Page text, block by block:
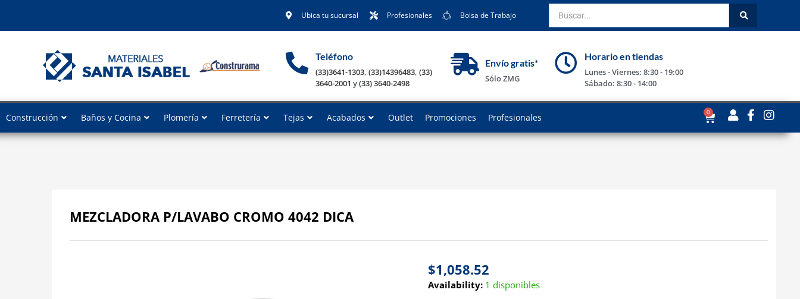
Ubica tu sucursal Profesionales Bolsa de Trabajo
Teléfono
(33)3641-1303, (33)14396483, (33)
3640-2001 y(33) 3640-2498
Envío gratis*
Sólo ZMG
Horario en tiendas
Lunes - Viernes: 8:30 - 19:00
Sábado: 8:30 - 14:00
Construcción Baños y Cocina Plomería Ferretería Tejas Acabados Outlet Promociones Profesionales 0
MEZCLADORA P/LAVABO CROMO 4042 DICA
$1,058.52
Availability: 1 disponibles